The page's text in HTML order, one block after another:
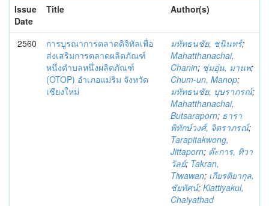
Issue
Date
Title Author(s)
2560
การบูรณาการตลาดดิจิทัลเพื่อ
ส่งเสริมการตลาดผลิตภัณฑ์
หนึ่งตำบลหนึ่งผลิตภัณฑ์
(OTOP) อำเภอแม่ริม จังหวัด
เชียงใหม่
มหัทธนชัย, ชนินทร์;
Mahatthanachai,
Chanin; ชุ่มอุ่น, มานพ;
Chum-un, Manop;
มหัทธนชัย, บุษราภรณ์;
Mahatthanachai,
Butsaraporn; ธารา
พิทักษ์วงศ์, จิตราภรณ์;
Tarapitakwong,
Jittaporn; ต๊ะการ, ทิวา
วัลย์; Takran,
Tiwawan; เกียรติยากุล,
ชัยทัศน์; Kiattiyakul,
Chaiyathad